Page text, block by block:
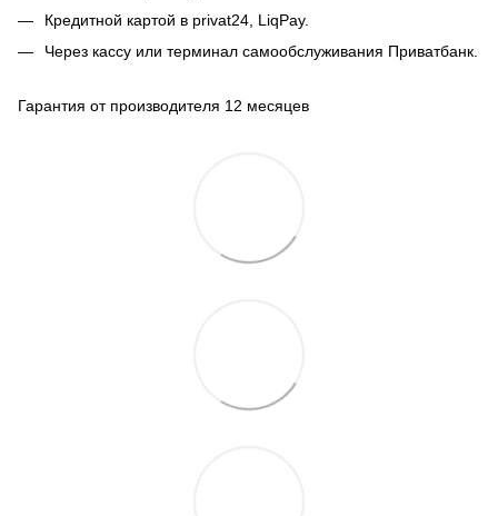
Кредитной картой в privat24, LiqPay.
Через кассу или терминал самообслуживания Приватбанк.
Гарантия от производителя 12 месяцев